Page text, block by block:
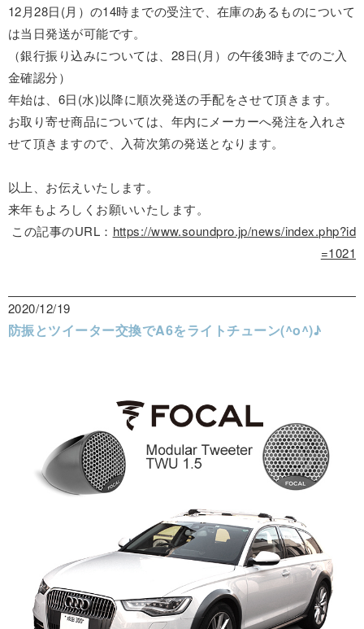
12月28日(月）の14時までの受注で、在庫のあるものについて
は当日発送が可能です。
（銀行振り込みについては、28日(月）の午後3時までのご入
金確認分）
年始は、6日(水)以降に順次発送の手配をさせて頂きます。
お取り寄せ商品については、年内にメーカーへ発注を入れさ
せて頂きますので、入荷次第の発送となります。
以上、お伝えいたします。
来年もよろしくお願いいたします。
この記事のURL： https://www.soundpro.jp/news/index.php?id
=1021
2020/12/19
防振とツイーター交換でA6をライトチューン(^o^)♪